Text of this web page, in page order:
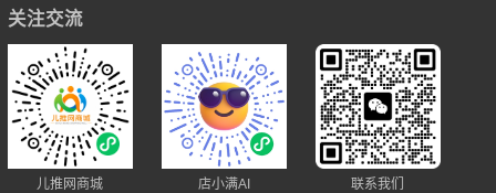
关注交流
儿推网商城 店小满AI 联系我们